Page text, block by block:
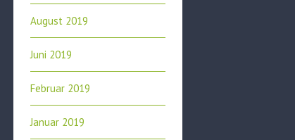
August 2019
Juni 2019
Februar 2019
Januar 2019